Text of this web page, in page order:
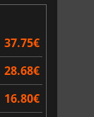
37.75€
28.68€
16.80€